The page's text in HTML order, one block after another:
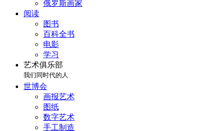
俄罗斯画家
阅读
图书
百科全书
电影
学习
艺术俱乐部
我们同时代的人
世博会
画报艺术
图纸
数字艺术
手工制造